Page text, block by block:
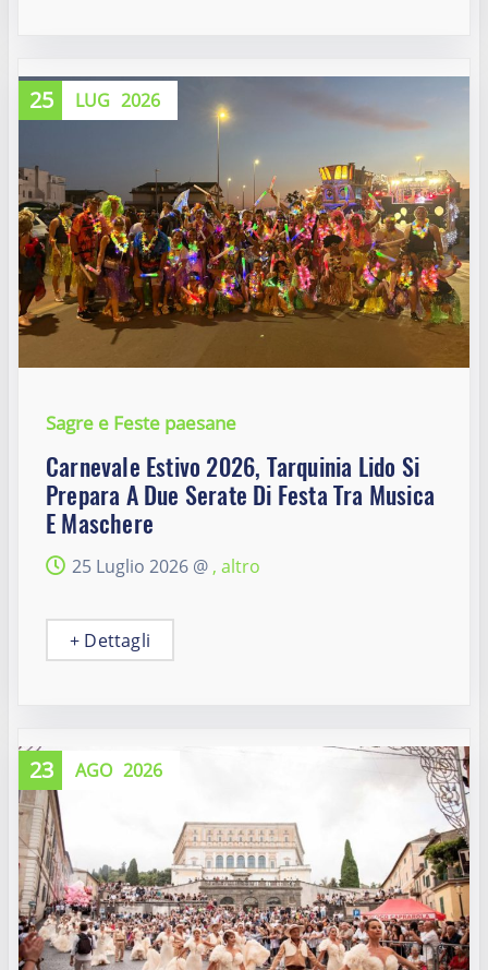
25 LUG 2026
Sagre e Feste paesane
Carnevale Estivo 2026, Tarquinia Lido Si
Prepara A Due Serate Di Festa Tra Musica
E Maschere
25 Luglio 2026 @ , altro
+ Dettagli
23 AGO 2026